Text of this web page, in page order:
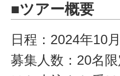
■ツアー概要
日程：2024年10
募集人数：20名